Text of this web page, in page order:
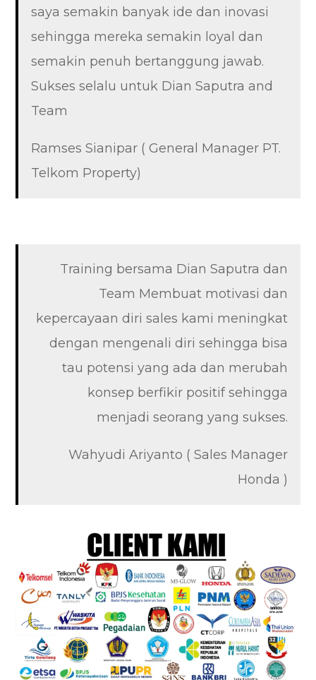
saya semakin banyak ide dan inovasi
sehingga mereka semakin loyal dan
semakin penuh bertanggung jawab.
Sukses selalu untuk Dian Saputra and
Team
Ramses Sianipar ( General Manager PT.
Telkom Property)
Training bersama Dian Saputra dan
Team Membuat motivasi dan
kepercayaan diri sales kami meningkat
dengan mengenali diri sehingga bisa
tau potensi yang ada dan merubah
konsep berfikir positif sehingga
menjadi seorang yang sukses.
Wahyudi Ariyanto ( Sales Manager
Honda )